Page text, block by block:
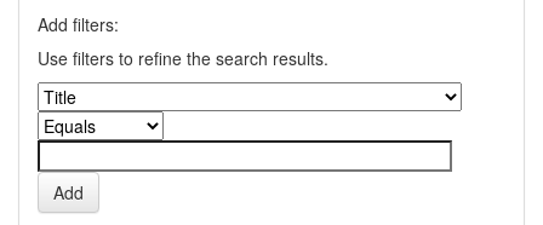
Add filters:
Use filters to refine the search results.